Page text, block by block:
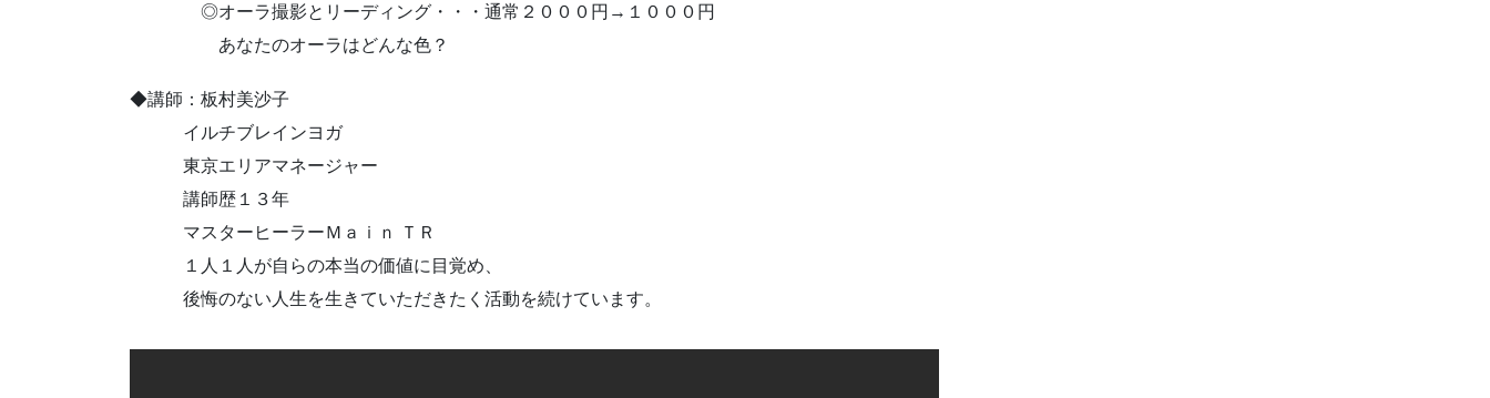
◎オーラ撮影とリーディング・・・通常２０００円→１０００円
あなたのオーラはどんな色？
◆講師：板村美沙子
イルチブレインヨガ
東京エリアマネージャー
講師歴１３年
マスターヒーラーＭａｉｎ ＴＲ
１人１人が自らの本当の価値に目覚め、
後悔のない人生を生きていただきたく活動を続けています。